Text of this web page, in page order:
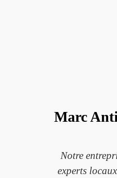
Marc
Notre
experts